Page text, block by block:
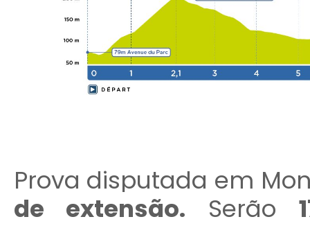
Prova disputada em
de extensão. Serão